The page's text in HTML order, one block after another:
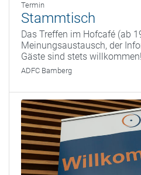
Termin
Stammtisch
Das Treffen im Hofcafé (ab
Meinungsaustausch, der
Gäste sind stets willkommen!
ADFC Bamberg